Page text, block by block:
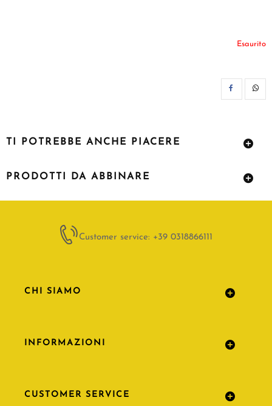
Esaurito
TI POTREBBE ANCHE PIACERE
PRODOTTI DA ABBINARE
Customer service: +39 0318866111
CHI SIAMO
INFORMAZIONI
CUSTOMER SERVICE